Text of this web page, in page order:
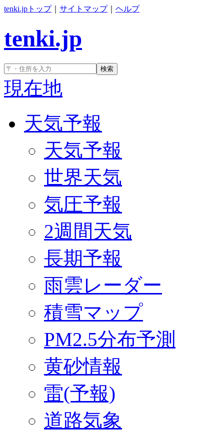
tenki.jpトップ｜ サイトマップ｜ ヘルプ
tenki.jp
検索
現在地
天気予報
天気予報
世界天気
気圧予報
2週間天気
長期予報
雨雲レーダー
積雪マップ
PM2.5分布予測
黄砂情報
雷(予報)
道路気象